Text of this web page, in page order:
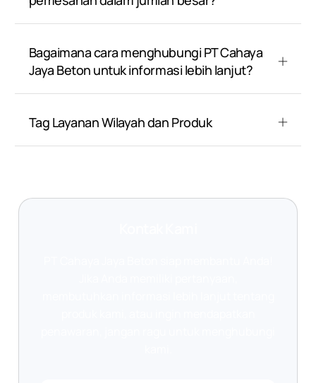
Bagaimana cara menghubungi PT Cahaya
Jaya Beton untuk informasi lebih lanjut?
Tag Layanan Wilayah dan Produk